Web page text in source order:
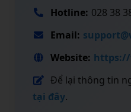
Hotline: 028 38
Email:
Website: https://
Để lại thông tin
tại đây.